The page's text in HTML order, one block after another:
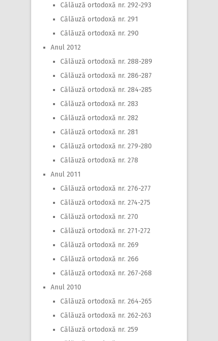
Călăuză ortodoxă nr. 292-293
Călăuză ortodoxă nr. 291
Călăuză ortodoxă nr. 290
Anul 2012
Călăuză ortodoxă nr. 288-289
Călăuză ortodoxă nr. 286-287
Călăuză ortodoxă nr. 284-285
Călăuză ortodoxă nr. 283
Călăuză ortodoxă nr. 282
Călăuză ortodoxă nr. 281
Călăuză ortodoxă nr. 279-280
Călăuză ortodoxă nr. 278
Anul 2011
Călăuză ortodoxă nr. 276-277
Călăuză ortodoxă nr. 274-275
Călăuză ortodoxă nr. 270
Călăuză ortodoxă nr. 271-272
Călăuză ortodoxă nr. 269
Călăuză ortodoxă nr. 266
Călăuză ortodoxă nr. 267-268
Anul 2010
Călăuză ortodoxă nr. 264-265
Călăuză ortodoxă nr. 262-263
Călăuză ortodoxă nr. 259